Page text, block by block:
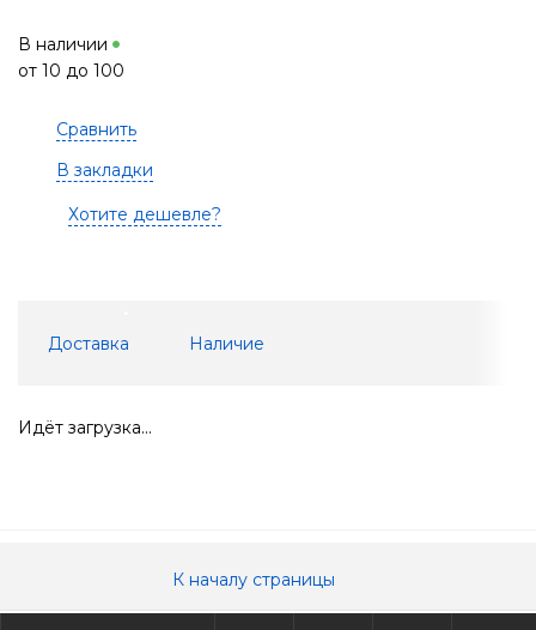
В наличии
от 10 до 100
Сравнить
В закладки
Хотите дешевле?
Доставка Наличие
Идёт загрузка...
К началу страницы